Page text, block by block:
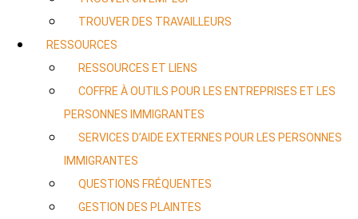
TROUVER DES TRAVAILLEURS
RESSOURCES
RESSOURCES ET LIENS
COFFRE À OUTILS POUR LES ENTREPRISES ET LES
PERSONNES IMMIGRANTES
SERVICES D’AIDE EXTERNES POUR LES PERSONNES
IMMIGRANTES
QUESTIONS FRÉQUENTES
GESTION DES PLAINTES